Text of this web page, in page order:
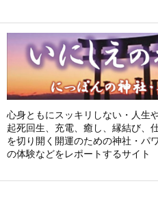
心身ともにスッキリしない・人生
起死回生、充電、癒し、縁結び、
を切り開く開運のための神社・パ
の体験などをレポートするサイト